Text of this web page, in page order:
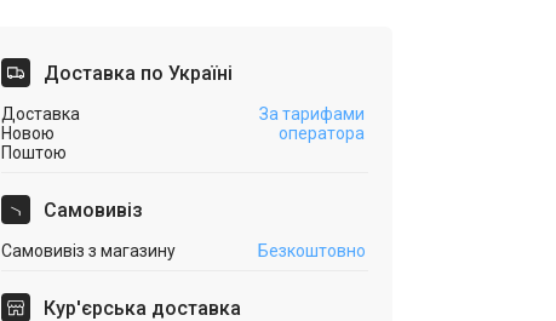
Доставка по Україні
Доставка
Новою
Поштою
За тарифами
оператора
Самовивіз
Самовивіз з магазину Безкоштовно
Кур'єрська доставка